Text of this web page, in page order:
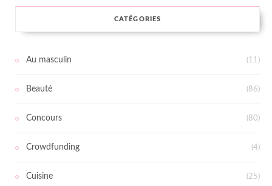
CATÉGORIES
Au masculin (11)
Beauté (86)
Concours (80)
Crowdfunding (4)
Cuisine (25)